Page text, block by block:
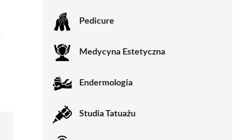
Pedicure
Medycyna Estetyczna
Endermologia
Studia Tatuażu